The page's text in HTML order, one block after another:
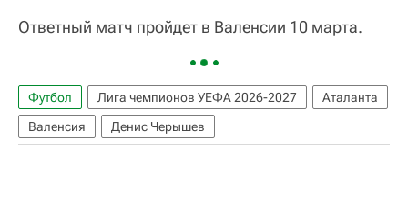
Ответный матч пройдет в Валенсии 10 марта.
Футбол Лига чемпионов УЕФА 2026-2027
Аталанта
Валенсия
Денис Черышев